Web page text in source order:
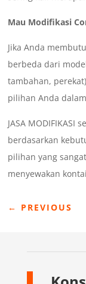
Mau Modifikasi
Jika Anda
berbeda dari
tambahan,
pilihan Anda
JASA
berdasarkan
pilihan yang
menyewakan
← PREVIOUS